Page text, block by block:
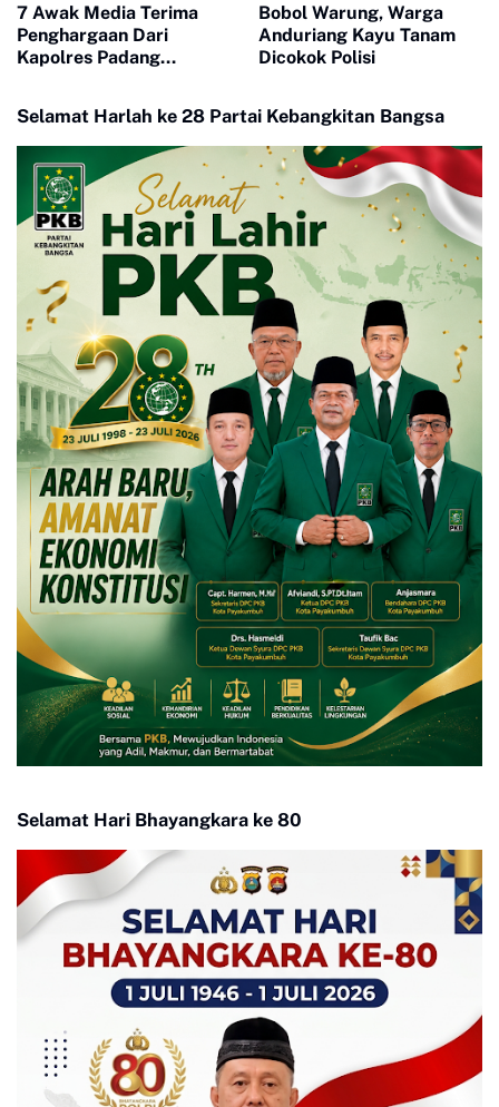
7 Awak Media Terima
Penghargaan Dari
Kapolres Padang
Bobol Warung, Warga
Anduriang Kayu Tanam
Dicokok Polisi
Selamat Harlah ke 28 Partai Kebangkitan Bangsa
Selamat Hari Bhayangkara ke 80